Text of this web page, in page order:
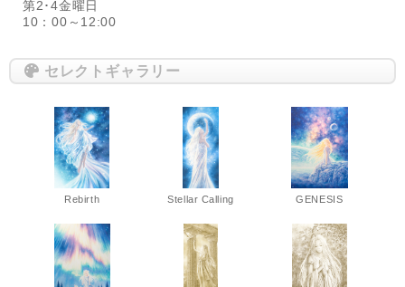
第2･4金曜日
10：00～12:00
セレクトギャラリー
Rebirth Stellar Calling GENESIS